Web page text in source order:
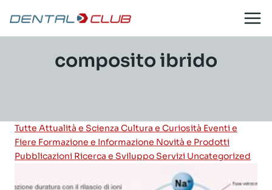
contenuto
composito ibrido
Tutte Attualità e Scienza Cultura e Curiosità Eventi e
Fiere Formazione e Informazione Novità e Prodotti
Pubblicazioni Ricerca e SviluppoServizi Uncategorized